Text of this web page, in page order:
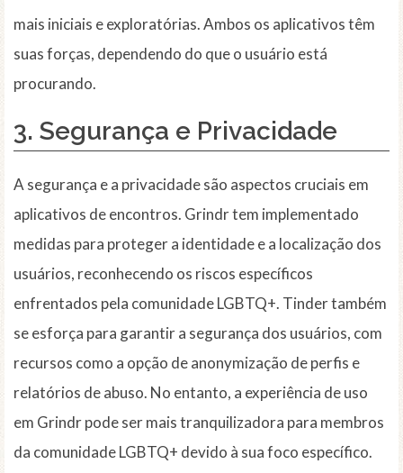
mais iniciais e exploratórias. Ambos os aplicativos têm
suas forças, dependendo do que o usuário está
procurando.
3. Segurança e Privacidade
A segurança e a privacidade são aspectos cruciais em
aplicativos de encontros. Grindr tem implementado
medidas para proteger a identidade e a localização dos
usuários, reconhecendo os riscos específicos
enfrentados pela comunidade LGBTQ+. Tinder também
se esforça para garantir a segurança dos usuários, com
recursos como a opção de anonymização de perfis e
relatórios de abuso. No entanto, a experiência de uso
em Grindr pode ser mais tranquilizadora para membros
da comunidade LGBTQ+ devido à sua foco específico.